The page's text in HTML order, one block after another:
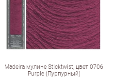
Madeira мулине Sticktwist, цвет 0706
Purple (Пурпурный)